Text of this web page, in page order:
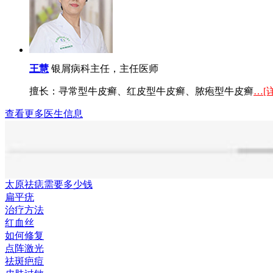
王慧 银屑病科主任，主任医师
擅长：寻常型牛皮癣、红皮型牛皮癣、脓疱型牛皮癣…[
查看更多医生信息
太原祛痣需要多少钱
扁平疣
治疗方法
红血丝
如何修复
点阵激光
祛斑疤痘